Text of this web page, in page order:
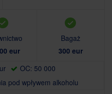
eur
Bagaż
300 eur
OC: 50 000
pod wpływem alkoholu